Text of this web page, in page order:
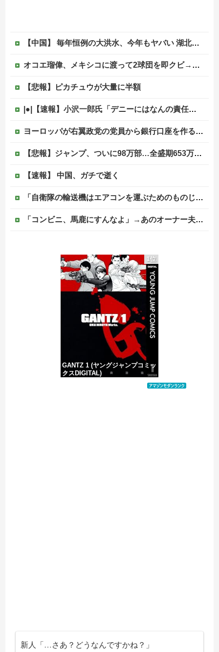
【中国】 毎年恒例の大洪水、今年もヤバい 湖北省秭帰県で山洪水が市街地を直撃、工場浸水・車両が次々流される
オコエ瑠偉、メキシコに渡って2球団を即クビ→SNS更新が3ヶ月間止まって消息不明に
【悲報】ピカチュウが大量に半額
|●|【速報】小沢一郎氏「デニーにはなんの責任もないのにかわいそう、不幸なこと利用し悪宣伝する人にしっかり対応を」
ヨーロッパが右翼政党の党員から銀行口座を作る権利を剥奪、そのせいで皮肉すぎる展開に突入しており……他
【悲報】ジャンプ、ついに98万部…全盛期653万部からここまで落ちる
【速報】 中国、ガチで逝く
「自衛隊の輸送機はエアコンを運ぶためのものじゃない」と救援活動に文句を付けた左派、だが次々とファクトを提示されてしまい……
「コンビニ、馬鹿にすんなよ」→あのオーナー夫婦、不起訴ｗｗｗｗｗｗｗｗｗ
【悲報】共同通信「高市総理、避難所3分間の被災地熊本視察動画に批判！」 → 内閣報道官「避難所視察は51分間！大変な状況の中で、1時間近く受け入...
【予算100万】市長「特定外来生物クビアカは気持ち悪い虫だしそんな需要ないと思う」1匹300円相当の報奨金→初日に42万取られ焦り
【移民政策反対】イオンの売り場で唐揚げを食う中国人の子供
1位
GANTZ 1 (ヤングジャンプコミッ
クスDIGITAL)
価格：¥100
新人「…さあ？どうなんですかね？」